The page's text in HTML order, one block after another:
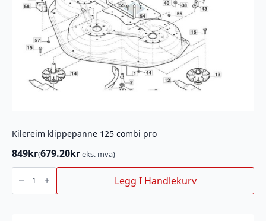
Kilereim klippepanne 125 combi pro
849kr(679.20kreks. mva)
Kilereim
klippepanne
125
combi
Legg I Handlekurv